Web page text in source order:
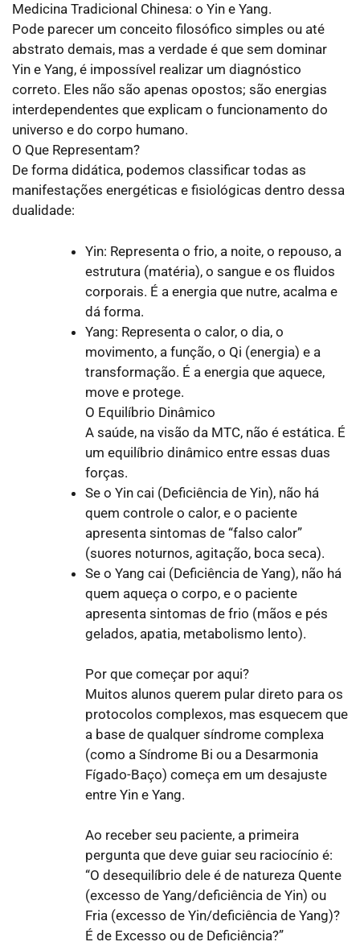
Medicina Tradicional Chinesa: o Yin e Yang.
Pode parecer um conceito filosófico simples ou até
abstrato demais, mas a verdade é que sem dominar
Yin e Yang, é impossível realizar um diagnóstico
correto. Eles não são apenas opostos; são energias
interdependentes que explicam o funcionamento do
universo e do corpo humano.
O Que Representam?
De forma didática, podemos classificar todas as
manifestações energéticas e fisiológicas dentro dessa
dualidade:
Yin: Representa o frio, a noite, o repouso, a
estrutura (matéria), o sangue e os fluidos
corporais. É a energia que nutre, acalma e
dá forma.
Yang: Representa o calor, o dia, o
movimento, a função, o Qi (energia) e a
transformação. É a energia que aquece,
move e protege.
O Equilíbrio Dinâmico
A saúde, na visão da MTC, não é estática. É
um equilíbrio dinâmico entre essas duas
forças.
Se o Yin cai (Deficiência de Yin), não há
quem controle o calor, e o paciente
apresenta sintomas de “falso calor”
(suores noturnos, agitação, boca seca).
Se o Yang cai (Deficiência de Yang), não há
quem aqueça o corpo, e o paciente
apresenta sintomas de frio (mãos e pés
gelados, apatia, metabolismo lento).
Por que começar por aqui?
Muitos alunos querem pular direto para os
protocolos complexos, mas esquecem que
a base de qualquer síndrome complexa
(como a Síndrome Bi ou a Desarmonia
Fígado-Baço) começa em um desajuste
entre Yin e Yang.
Ao receber seu paciente, a primeira
pergunta que deve guiar seu raciocínio é:
“O desequilíbrio dele é de natureza Quente
(excesso de Yang/deficiência de Yin) ou
Fria (excesso de Yin/deficiência de Yang)?
É de Excesso ou de Deficiência?”